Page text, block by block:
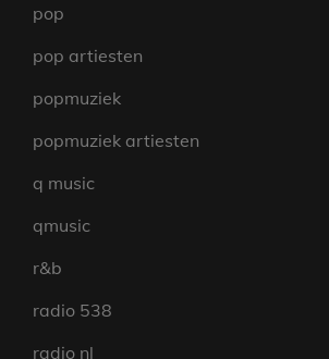
pop
pop artiesten
popmuziek
popmuziek artiesten
q music
qmusic
r&b
radio 538
radio nl